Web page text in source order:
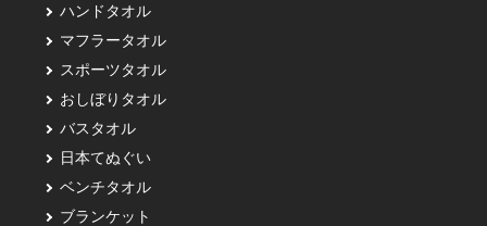
ハンドタオル
マフラータオル
スポーツタオル
おしぼりタオル
バスタオル
日本てぬぐい
ベンチタオル
ブランケット